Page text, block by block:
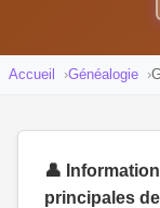
Accueil Généalogie
👤
principales de